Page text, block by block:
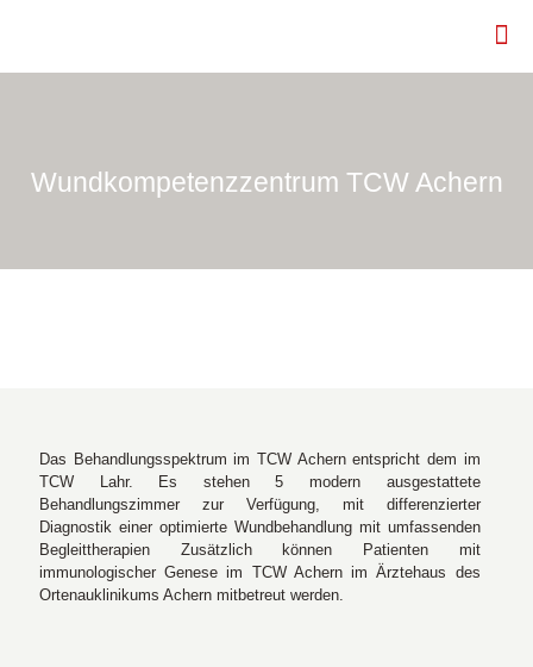
Wundkompetenzzentrum TCW Achern
Das Behandlungsspektrum im TCW Achern entspricht dem im
TCW Lahr. Es stehen 5 modern ausgestattete
Behandlungszimmer zur Verfügung, mit differenzierter
Diagnostik einer optimierte Wundbehandlung mit umfassenden
Begleittherapien Zusätzlich können Patienten mit
immunologischer Genese im TCW Achern im Ärztehaus des
Ortenauklinikums Achern mitbetreut werden.